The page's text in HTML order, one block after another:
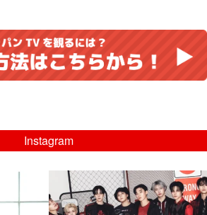
Instagram
musicjapantv
💡08/05(水)23:00特番放送！
...